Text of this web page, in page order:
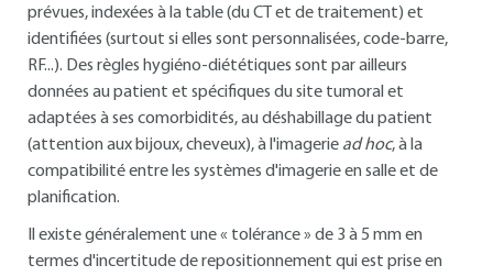
prévues, indexées à la table (du CT et de traitement) et
identifiées (surtout si elles sont personnalisées, code-barre,
RF...). Des règles hygiéno-diététiques sont par ailleurs
données au patient et spécifiques du site tumoral et
adaptées à ses comorbidités, au déshabillage du patient
(attention aux bijoux, cheveux), à l'imagerie ad hoc, à la
compatibilité entre les systèmes d'imagerie en salle et de
planification.
Il existe généralement une « tolérance » de 3 à 5 mm en
termes d'incertitude de repositionnement qui est prise en